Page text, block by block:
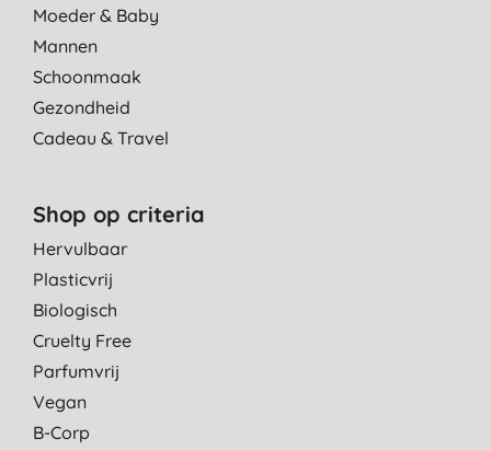
Moeder & Baby
Mannen
Schoonmaak
Gezondheid
Cadeau & Travel
Shop op criteria
Hervulbaar
Plasticvrij
Biologisch
Cruelty Free
Parfumvrij
Vegan
B-Corp